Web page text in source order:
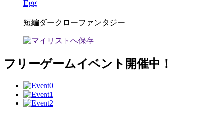
Egg
短編ダークローファンタジー
フリーゲームイベント開催中！